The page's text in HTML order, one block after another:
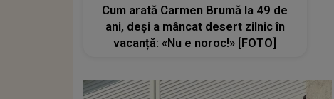
Cum arată Carmen Brumă la 49 de
ani, deși a mâncat desert zilnic în
vacanță: «Nu e noroc!» [FOTO]